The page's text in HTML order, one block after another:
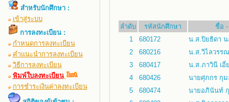
สำหรับนักศึกษา :
เข้าสู่ระบบ
การลงทะเบียน :
กำหนดการลงทะเบียน
คำแนะนำการลงทะเบียน
วิธีการลงทะเบียน
พิมพ์ใบลงทะเบียน
การชำระเงินค่าลงทะเบียน
ลำดับ รหัสนักศึกษา
ชื่อ
1
680172
น.ส.ปิยธิดา น
2
680216
น.ส.วิไลวรร
3
680417
น.ส.ภาวินี เอี่
4
680426
นายศุภกร กุม
5
680474
นายอภินันท์